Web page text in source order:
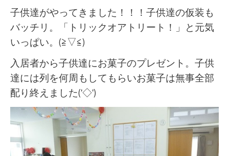
子供達がやってきました！！！子供達の仮装も
バッチリ。「トリックオアトリート！」と元気
いっぱい。(≧▽≦)
入居者から子供達にお菓子のプレゼント。子供
達には列を何周もしてもらいお菓子は無事全部
配り終えました('◇')ゞ